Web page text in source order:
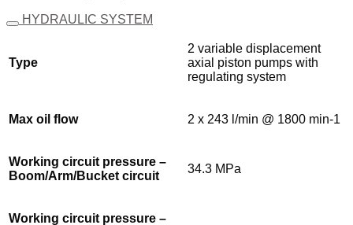
HYDRAULIC SYSTEM
Type
2 variable displacement
axial piston pumps with
regulating system
Max oil flow 2 x 243 l/min @ 1800 min-1
Working circuit pressure –
Boom/Arm/Bucket circuit
34.3 MPa
Working circuit pressure –